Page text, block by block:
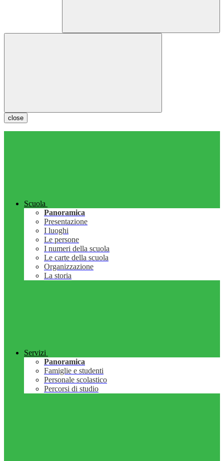
close
Scuola
Panoramica
Presentazione
I luoghi
Le persone
I numeri della scuola
Le carte della scuola
Organizzazione
La storia
Servizi
Panoramica
Famiglie e studenti
Personale scolastico
Percorsi di studio